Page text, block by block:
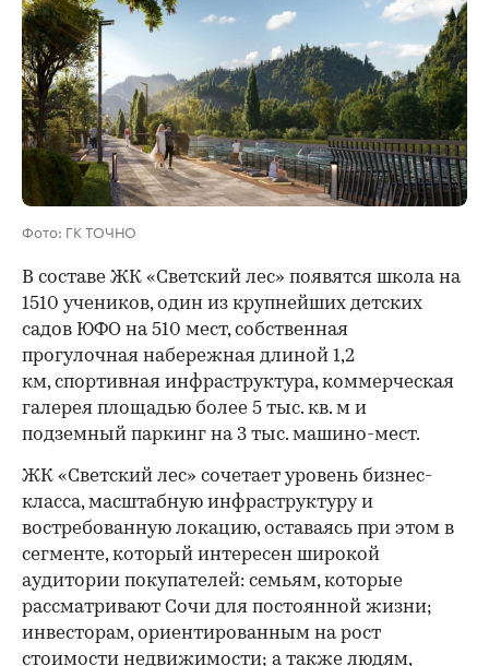
Фото: ГК ТОЧНО
00:00
В составе ЖК «Светский лес» появятся школа на
1510 учеников, один из крупнейших детских
садов ЮФО на 510 мест, собственная
прогулочная набережная длиной 1,2
км, спортивная инфраструктура, коммерческая
галерея площадью более 5 тыс. кв. м и
подземный паркинг на 3 тыс. машино-мест.
ЖК «Светский лес» сочетает уровень бизнес-
класса, масштабную инфраструктуру и
востребованную локацию, оставаясь при этом в
сегменте, который интересен широкой
аудитории покупателей: семьям, которые
рассматривают Сочи для постоянной жизни;
инвесторам, ориентированным на рост
стоимости недвижимости; а также людям,